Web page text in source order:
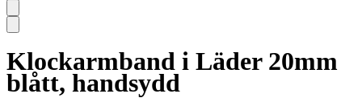
Klockarmband i Läder 20mm
blått, handsydd